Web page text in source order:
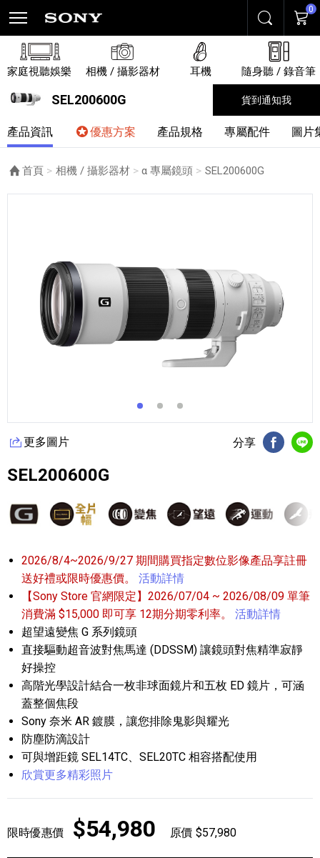
搜尋 購物
0
家庭視聽娛樂 相機 / 攝影器材 耳機 隨身聽 / 錄音筆
SEL200600G 貨到通知我
產品資訊 優惠方案 產品規格 專屬配件 圖片
首頁 相機 / 攝影器材 α 專屬鏡頭 目前頁面：
SEL200600G
更多圖片 分享
FB分享
SEL200600G
2026/8/4~2026/9/27 期間購買指定數位影像產品享註冊
送好禮或限時優惠價。
活動詳情
【Sony Store 官網限定】2026/07/04 ~ 2026/08/09 單筆
消費滿 $15,000 即可享 12期分期零利率。
活動詳情
超望遠變焦 G 系列鏡頭
直接驅動超音波對焦馬達 (DDSSM) 讓鏡頭對焦精準寂靜
好操控
高階光學設計結合一枚非球面鏡片和五枚 ED 鏡片，可涵
蓋整個焦段
Sony 奈米 AR 鍍膜，讓您排除鬼影與耀光
防塵防滴設計
可與增距鏡 SEL14TC、SEL20TC 相容搭配使用
欣賞更多精彩照片
限時優惠價 $54,980 原價 $57,980